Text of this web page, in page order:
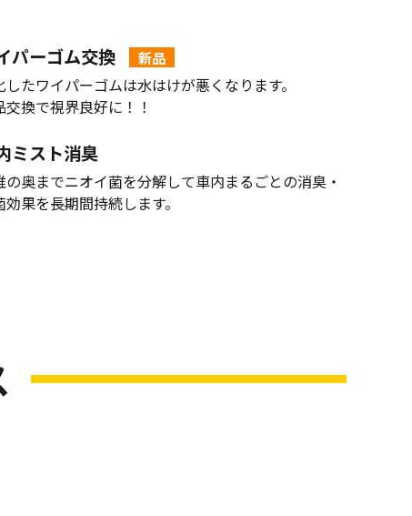
パーゴム交換 新品
したワイパーゴムは水はけが悪くなります。
交換で視界良好に！！
ミスト消臭
の奥までニオイ菌を分解して車内まるごとの消臭・
効果を長期間持続します。